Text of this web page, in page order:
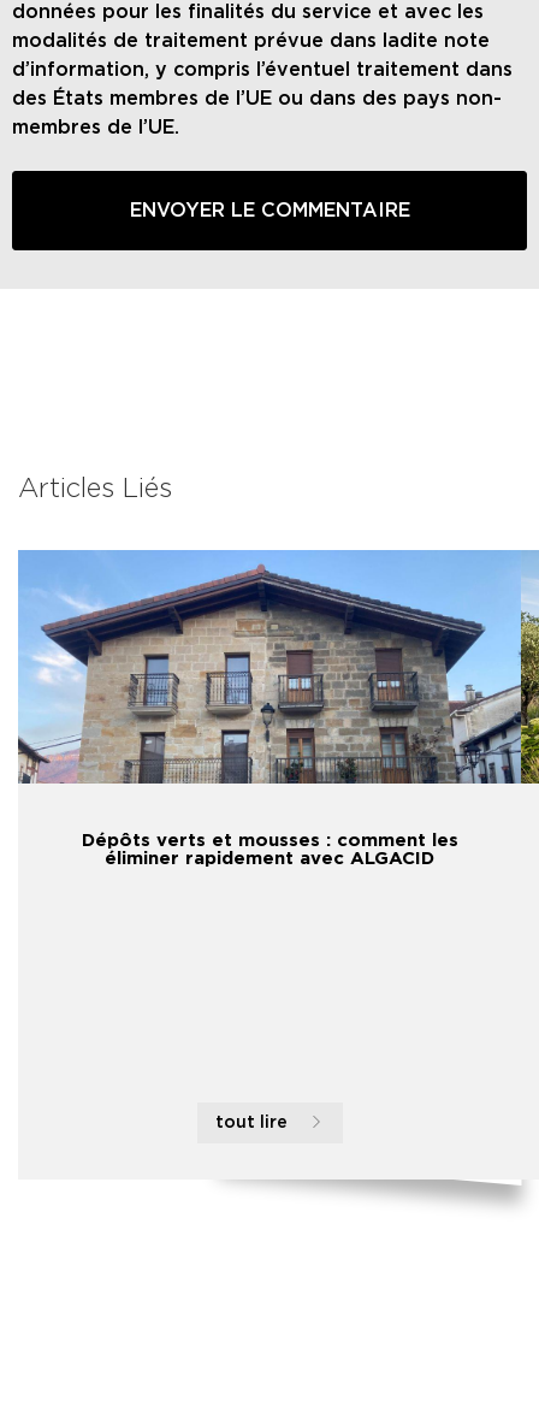
données pour les finalités du service et avec les
modalités de traitement prévue dans ladite note
d’information, y compris l’éventuel traitement dans
des États membres de l’UE ou dans des pays non-
membres de l’UE.
Articles Liés
Dépôts verts et mousses : comment les
éliminer rapidement avec ALGACID
tout lire